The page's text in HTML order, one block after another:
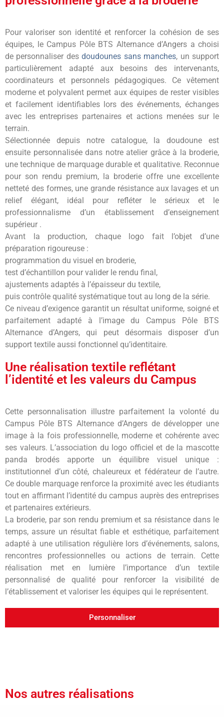
Pour valoriser son identité et renforcer la cohésion de ses
équipes, le Campus Pôle BTS Alternance d’Angers a choisi
de personnaliser desdoudounes sans manches, un support
particulièrement adapté aux besoins des intervenants,
coordinateurs et personnels pédagogiques. Ce vêtement
moderne et polyvalent permet aux équipes de rester visibles
et facilement identifiables lors des événements, échanges
avec les entreprises partenaires et actions menées sur le
terrain.
Sélectionnée depuis notre catalogue, la doudoune est
ensuite personnalisée dans notre atelier grâce à la broderie,
une technique de marquage durable et qualitative. Reconnue
pour son rendu premium, la broderie offre une excellente
netteté des formes, une grande résistance aux lavages et un
relief élégant, idéal pour refléter le sérieux et le
professionnalisme d’un établissement d’enseignement
supérieur .
Avant la production, chaque logo fait l’objet d’une
préparation rigoureuse :
programmation du visuel en broderie,
test d’échantillon pour valider le rendu final,
ajustements adaptés à l’épaisseur du textile,
puis contrôle qualité systématique tout au long de la série.
Ce niveau d’exigence garantit un résultat uniforme, soigné et
parfaitement adapté à l’image du Campus Pôle BTS
Alternance d’Angers, qui peut désormais disposer d’un
support textile aussi fonctionnel qu’identitaire.
Une réalisation textile reflétant
l’identité et les valeurs du Campus
Cette personnalisation illustre parfaitement la volonté du
Campus Pôle BTS Alternance d’Angers de développer une
image à la fois professionnelle, moderne et cohérente avec
ses valeurs. L’association du logo officiel et de la mascotte
panda brodés apporte un équilibre visuel unique :
institutionnel d’un côté, chaleureux et fédérateur de l’autre.
Ce double marquage renforce la proximité avec les étudiants
tout en affirmant l’identité du campus auprès des entreprises
et partenaires extérieurs.
La broderie, par son rendu premium et sa résistance dans le
temps, assure un résultat fiable et esthétique, parfaitement
adapté à une utilisation régulière lors d’événements, salons,
rencontres professionnelles ou actions de terrain. Cette
réalisation met en lumière l’importance d’un textile
personnalisé de qualité pour renforcer la visibilité de
l’établissement et valoriser les équipes qui le représentent.
Personnaliser
Nos autres réalisations